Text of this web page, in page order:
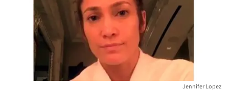
Jennifer Lopez